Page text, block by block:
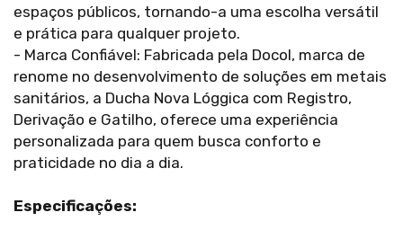
espaços públicos, tornando-a uma escolha versátil
e prática para qualquer projeto.
- Marca Confiável: Fabricada pela Docol, marca de
renome no desenvolvimento de soluções em metais
sanitários, a Ducha Nova Lóggica com Registro,
Derivação e Gatilho, oferece uma experiência
personalizada para quem busca conforto e
praticidade no dia a dia.
Especificações: